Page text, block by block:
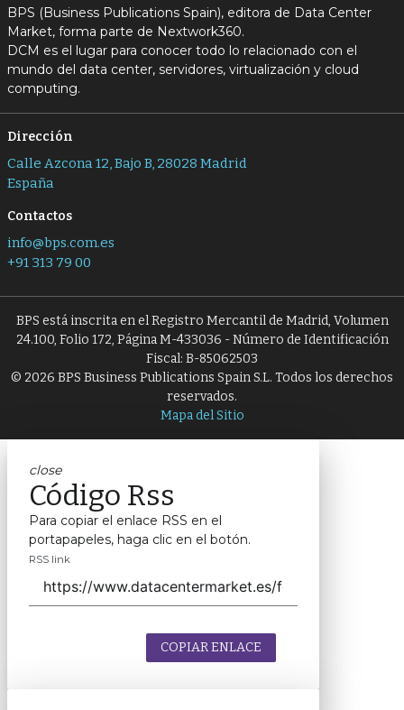
BPS (Business Publications Spain), editora de Data Center
Market, forma parte de Nextwork360.
DCM es el lugar para conocer todo lo relacionado con el
mundo del data center, servidores, virtualización y cloud
computing.
Dirección
Calle Azcona 12, Bajo B, 28028 Madrid
España
Contactos
info@bps.com.es
+91 313 79 00
BPS está inscrita en el Registro Mercantil de Madrid, Volumen
24.100, Folio 172, Página M-433036 - Número de Identificación
Fiscal: B-85062503
© 2026 BPS Business Publications Spain S.L. Todos los derechos
reservados.
Mapa del Sitio
close
Código Rss
Para copiar el enlace RSS en el
portapapeles, haga clic en el botón.
RSS link
COPIAR ENLACE